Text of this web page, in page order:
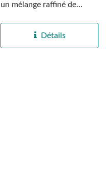
un mélange raffiné de
Détails